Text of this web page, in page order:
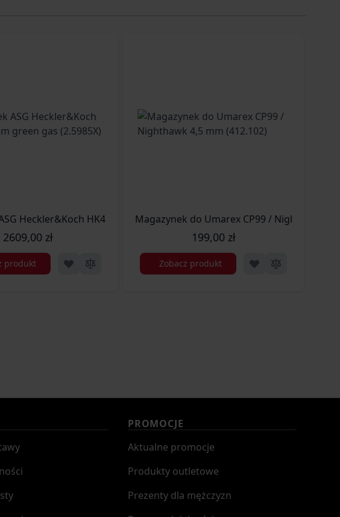
Heckler&Koch HK417 6 mm green gas (2.5985X)
2609,00 zł
produkt
Magazynek do Umarex CP99 / Nighthawk
199,00 zł
Zobacz produkt
PROMOCJE
Aktualne promocje
Produkty outletowe
Prezenty dla mężczyzn